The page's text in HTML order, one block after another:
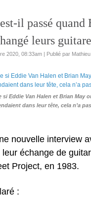
il passé
leurs
2020, 08:33am | Publié par
si Eddie Van Halen et Brian
dans leur tête, cela n’a
nouvelle interview
leur échange de
Project, en 1983.
: